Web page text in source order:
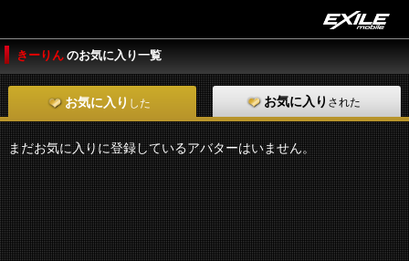
きーりん のお気に入り一覧
お気に入り した お気に入り された
まだお気に入りに登録しているアバターはいません。